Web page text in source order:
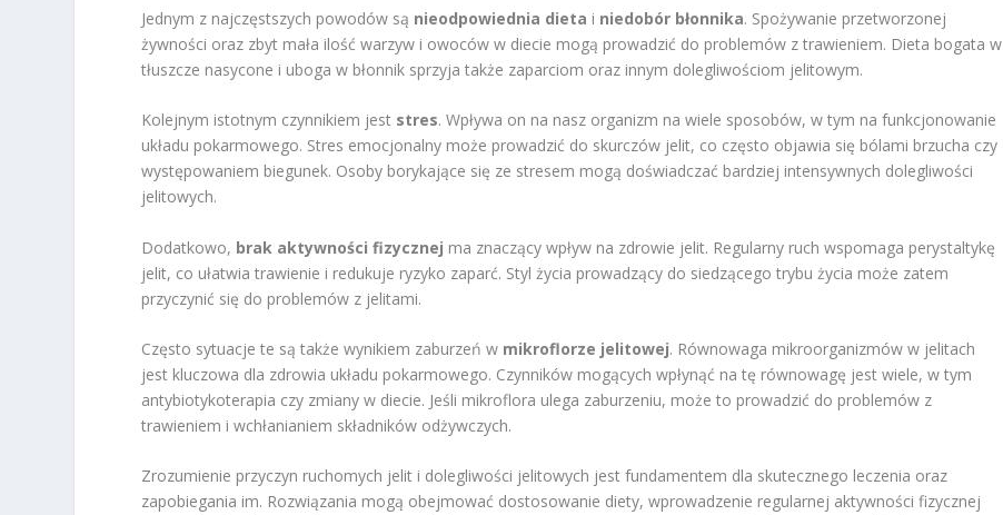
Jednym z najczęstszych powodów są nieodpowiednia dieta i niedobór błonnika. Spożywanie przetworzonej
żywności oraz zbyt mała ilość warzyw i owoców w diecie mogą prowadzić do problemów z trawieniem. Dieta bogata w
tłuszcze nasycone i uboga w błonnik sprzyja także zaparciom oraz innym dolegliwościom jelitowym.
Kolejnym istotnym czynnikiem jest stres. Wpływa on na nasz organizm na wiele sposobów, w tym na funkcjonowanie
układu pokarmowego. Stres emocjonalny może prowadzić do skurczów jelit, co często objawia się bólami brzucha czy
występowaniem biegunek. Osoby borykające się ze stresem mogą doświadczać bardziej intensywnych dolegliwości
jelitowych.
Dodatkowo, brak aktywności fizycznej ma znaczący wpływ na zdrowie jelit. Regularny ruch wspomaga perystaltykę
jelit, co ułatwia trawienie i redukuje ryzyko zaparć. Styl życia prowadzący do siedzącego trybu życia może zatem
przyczynić się do problemów z jelitami.
Często sytuacje te są także wynikiem zaburzeń w mikroflorze jelitowej. Równowaga mikroorganizmów w jelitach
jest kluczowa dla zdrowia układu pokarmowego. Czynników mogących wpłynąć na tę równowagę jest wiele, w tym
antybiotykoterapia czy zmiany w diecie. Jeśli mikroflora ulega zaburzeniu, może to prowadzić do problemów z
trawieniem i wchłanianiem składników odżywczych.
Zrozumienie przyczyn ruchomych jelit i dolegliwości jelitowych jest fundamentem dla skutecznego leczenia oraz
zapobiegania im. Rozwiązania mogą obejmować dostosowanie diety, wprowadzenie regularnej aktywności fizycznej